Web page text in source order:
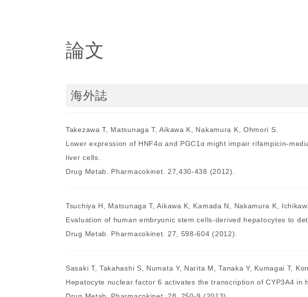
論文
海外誌
Takezawa T, Matsunaga T, Aikawa K, Nakamura K, Ohmori S.
Lower expression of HNF4α and PGC1α might impair rifampicin-
liver cells.
Drug Metab. Pharmacokinet. 27,430-438 (2012).
Tsuchiya H, Matsunaga T, Aikawa K, Kamada N, Nakamura K,
Evaluation of human embryonic stem cells-derived hepatocytes to
Drug Metab. Pharmacokinet. 27, 598-604 (2012).
Sasaki T, Takahashi S, Numata Y, Narita M, Tanaka Y, Kumagai T,
Hepatocyte nuclear factor 6 activates the transcription of CYP3A4